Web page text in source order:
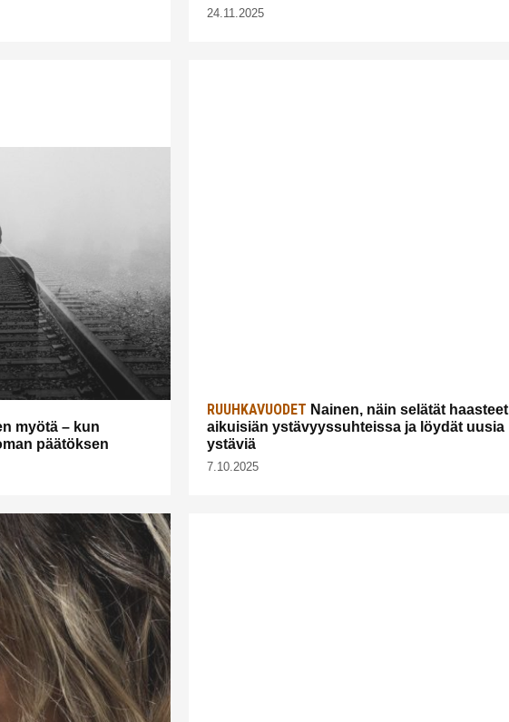
24.11.2025
myötä – kun
päätöksen
RUUHKAVUODET Nainen, näin selätät haasteet
aikuisiän ystävyyssuhteissa ja löydät uusia
ystäviä
7.10.2025